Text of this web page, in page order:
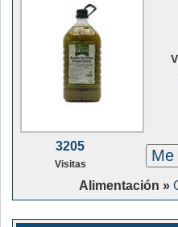
3205
Visitas Me
Alimentación »